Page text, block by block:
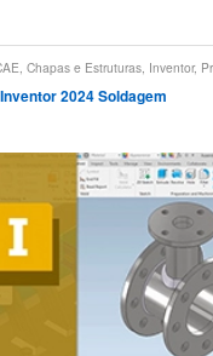
, Chapas e Estruturas, Inventor,
Usinagem
2024 Soldagem